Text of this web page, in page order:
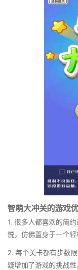
智萌大冲关的游戏优
1. 很多人都喜欢的简
悦，仿佛置身于一个轻
2. 每个关卡都有步数
疑增加了游戏的挑战性